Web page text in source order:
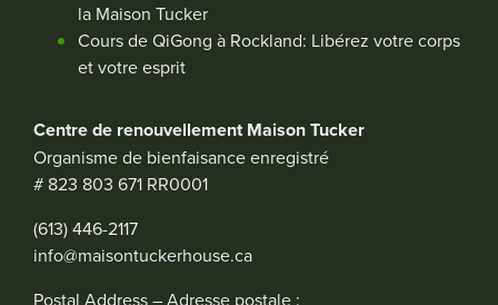
la Maison Tucker
Cours de QiGong à Rockland: Libérez votre corps
et votre esprit
Centre de renouvellement Maison Tucker
Organisme de bienfaisance enregistré
# 823 803 671 RR0001
(613) 446-2117
info@maisontuckerhouse.ca
Postal Address – Adresse postale :